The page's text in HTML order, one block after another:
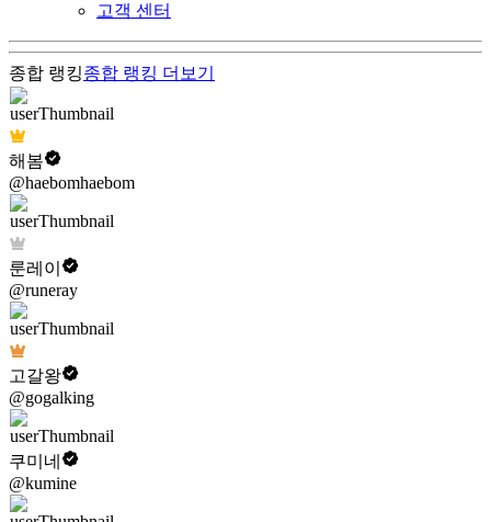
고객 센터
종합 랭킹종합 랭킹 더보기
해봄
@haebomhaebom
룬레이
@runeray
고갈왕
@gogalking
쿠미네
@kumine